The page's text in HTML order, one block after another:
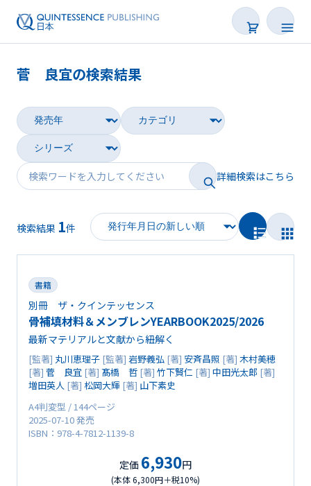
雑誌
映像
電子BOOK
著者一覧
菅 良宜の検索結果
詳細検索はこちら
検索結果 1件
書籍
別冊 ザ・クインテッセンス
骨補填材料＆メンブレンYEARBOOK2025/2026
最新マテリアルと文献から紐解く
[監著] 丸川恵理子 [監著] 岩野義弘 [著] 安斉昌照 [著] 木村美穂
[著] 菅 良宜 [著] 髙橋 哲 [著] 竹下賢仁 [著] 中田光太郎 [著]
増田英人 [著] 松岡大輝 [著] 山下素史
A4判変型 / 144ページ
2025-07-10 発売
ISBN：978-4-7812-1139-8
定価 6,930円
(本体 6,300円＋税10%)